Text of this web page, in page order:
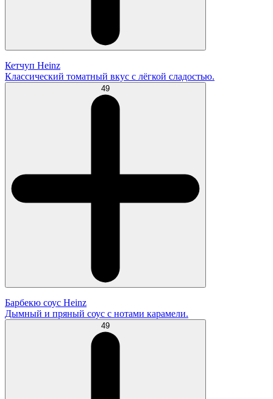
Кетчуп Heinz
Классический томатный вкус с лёгкой сладостью.
49
Барбекю соус Heinz
Дымный и пряный соус с нотами карамели.
49